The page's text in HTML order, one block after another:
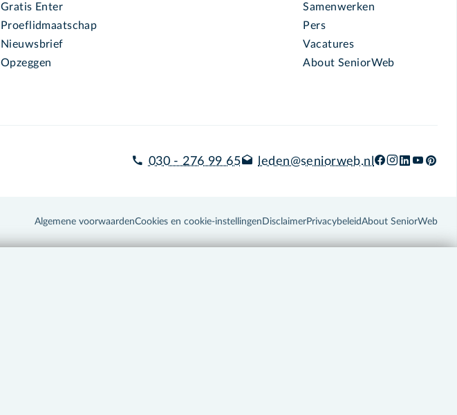
Gratis Enter
Proeflidmaatschap
Nieuwsbrief
Opzeggen
Samenwerken
Pers
Vacatures
About SeniorWeb
030 - 276 99 65 leden@seniorweb.nl
Algemene voorwaardenCookies en cookie-instellingen DisclaimerPrivacybeleidAbout SeniorWeb